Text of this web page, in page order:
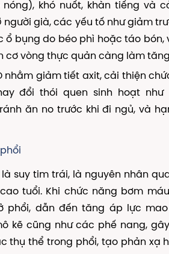
khó nuốt, khàn tiếng và
người già, các yếu tố như giảm
ổ bụng do béo phì hoặc táo bón,
cơ vòng thực quản càng làm tăng
nhằm giảm tiết axit, cải thiện
đổi thói quen sinh hoạt như
ăn no trước khi đi ngủ, và
suy tim trái, là nguyên nhân
tuổi. Khi chức năng bơm
phổi, dẫn đến tăng áp lực
kẽ cũng như các phế nang,
thụ thể trong phổi, tạo phản xạ